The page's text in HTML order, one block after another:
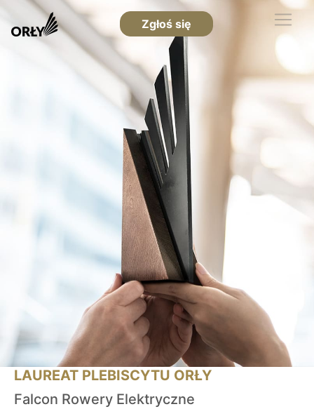
Zgłoś się
LAUREAT PLEBISCYTU ORŁY
Falcon Rowery Elektryczne